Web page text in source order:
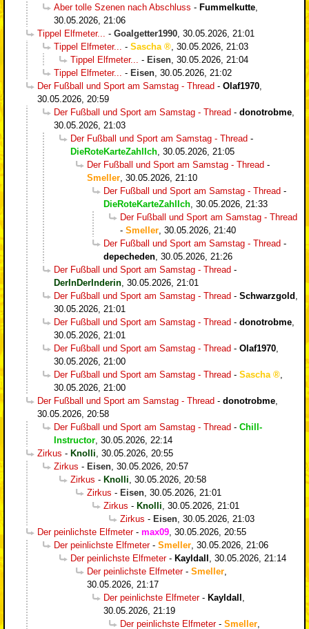
Aber tolle Szenen nach Abschluss - Fummelkutte
30.05.2026, 21:06
Tippel Elfmeter...
- Goalgetter1990 30.05.2026, 21:01
Tippel Elfmeter...
- Sascha
30.05.2026, 21:03
Tippel Elfmeter...
- Eisen 30.05.2026, 21:04
Tippel Elfmeter...
- Eisen 30.05.2026, 21:02
Der Fußball und Sport am Samstag - Thread - Olaf1970
30.05.2026, 20:59
Der Fußball und Sport am Samstag - Thread - donotrobme
30.05.2026, 21:03
Der Fußball und Sport am Samstag - Thread -
DieRoteKarteZahlIch 30.05.2026, 21:05
Der Fußball und Sport am Samstag - Thread -
Smeller 30.05.2026, 21:10
Der Fußball und Sport am Samstag - Thread -
DieRoteKarteZahlIch 30.05.2026, 21:33
Der Fußball und Sport am Samstag - Thread
- Smeller 30.05.2026, 21:40
Der Fußball und Sport am Samstag - Thread -
depecheden 30.05.2026, 21:26
Der Fußball und Sport am Samstag - Thread -
DerInDerInderin 30.05.2026, 21:01
Der Fußball und Sport am Samstag - Thread - Schwarzgold
30.05.2026, 21:01
Der Fußball und Sport am Samstag - Thread - donotrobme
30.05.2026, 21:01
Der Fußball und Sport am Samstag - Thread - Olaf1970
30.05.2026, 21:00
Der Fußball und Sport am Samstag - Thread - Sascha
30.05.2026, 21:00
Der Fußball und Sport am Samstag - Thread - donotrobme
30.05.2026, 20:58
Der Fußball und Sport am Samstag - Thread - Chill-
Instructor 30.05.2026, 22:14
Zirkus - Knolli 30.05.2026, 20:55
Zirkus - Eisen 30.05.2026, 20:57
Zirkus - Knolli 30.05.2026, 20:58
Zirkus - Eisen 30.05.2026, 21:01
Zirkus - Knolli 30.05.2026, 21:01
Zirkus - Eisen 30.05.2026, 21:03
Der peinlichste Elfmeter- max09 30.05.2026, 20:55
Der peinlichste Elfmeter- Smeller 30.05.2026, 21:06
Der peinlichste Elfmeter- Kayldall
30.05.2026, 21:14
Der peinlichste Elfmeter- Smeller
30.05.2026, 21:17
Der peinlichste Elfmeter- Kayldall
30.05.2026, 21:19
Der peinlichste Elfmeter- Smeller